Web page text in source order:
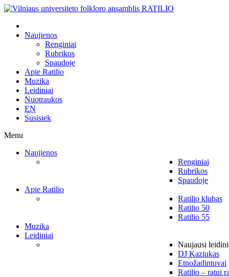
Naujienos
Renginiai
Rubrikos
Spaudoje
Apie Ratilio
Muzika
Leidiniai
Nuotraukos
EN
Susisiek
Menu
Naujienos
Renginiai
Rubrikos
Spaudoje
Apie Ratilio
Ratilio klubas
Ratilio 50
Ratilio 55
Muzika
Leidiniai
Naujausi
DJ Kaziukas
Etnožadintuvai
Ratilio – ratui